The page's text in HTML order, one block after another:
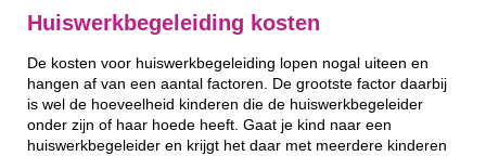
Huiswerkbegeleiding kosten
De kosten voor huiswerkbegeleiding lopen nogal uiteen en
hangen af van een aantal factoren. De grootste factor daarbij
is wel de hoeveelheid kinderen die de huiswerkbegeleider
onder zijn of haar hoede heeft. Gaat je kind naar een
huiswerkbegeleider en krijgt het daar met meerdere kinderen